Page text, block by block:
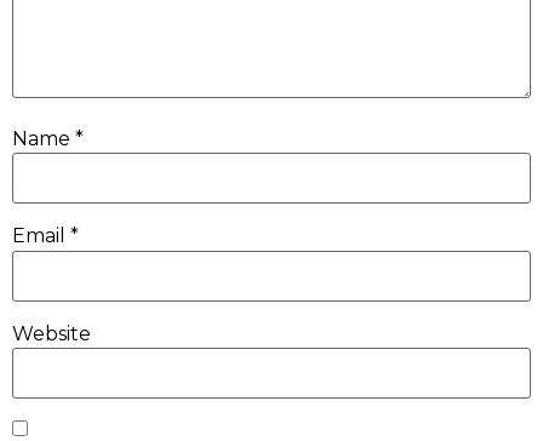
Name *
Email *
Website